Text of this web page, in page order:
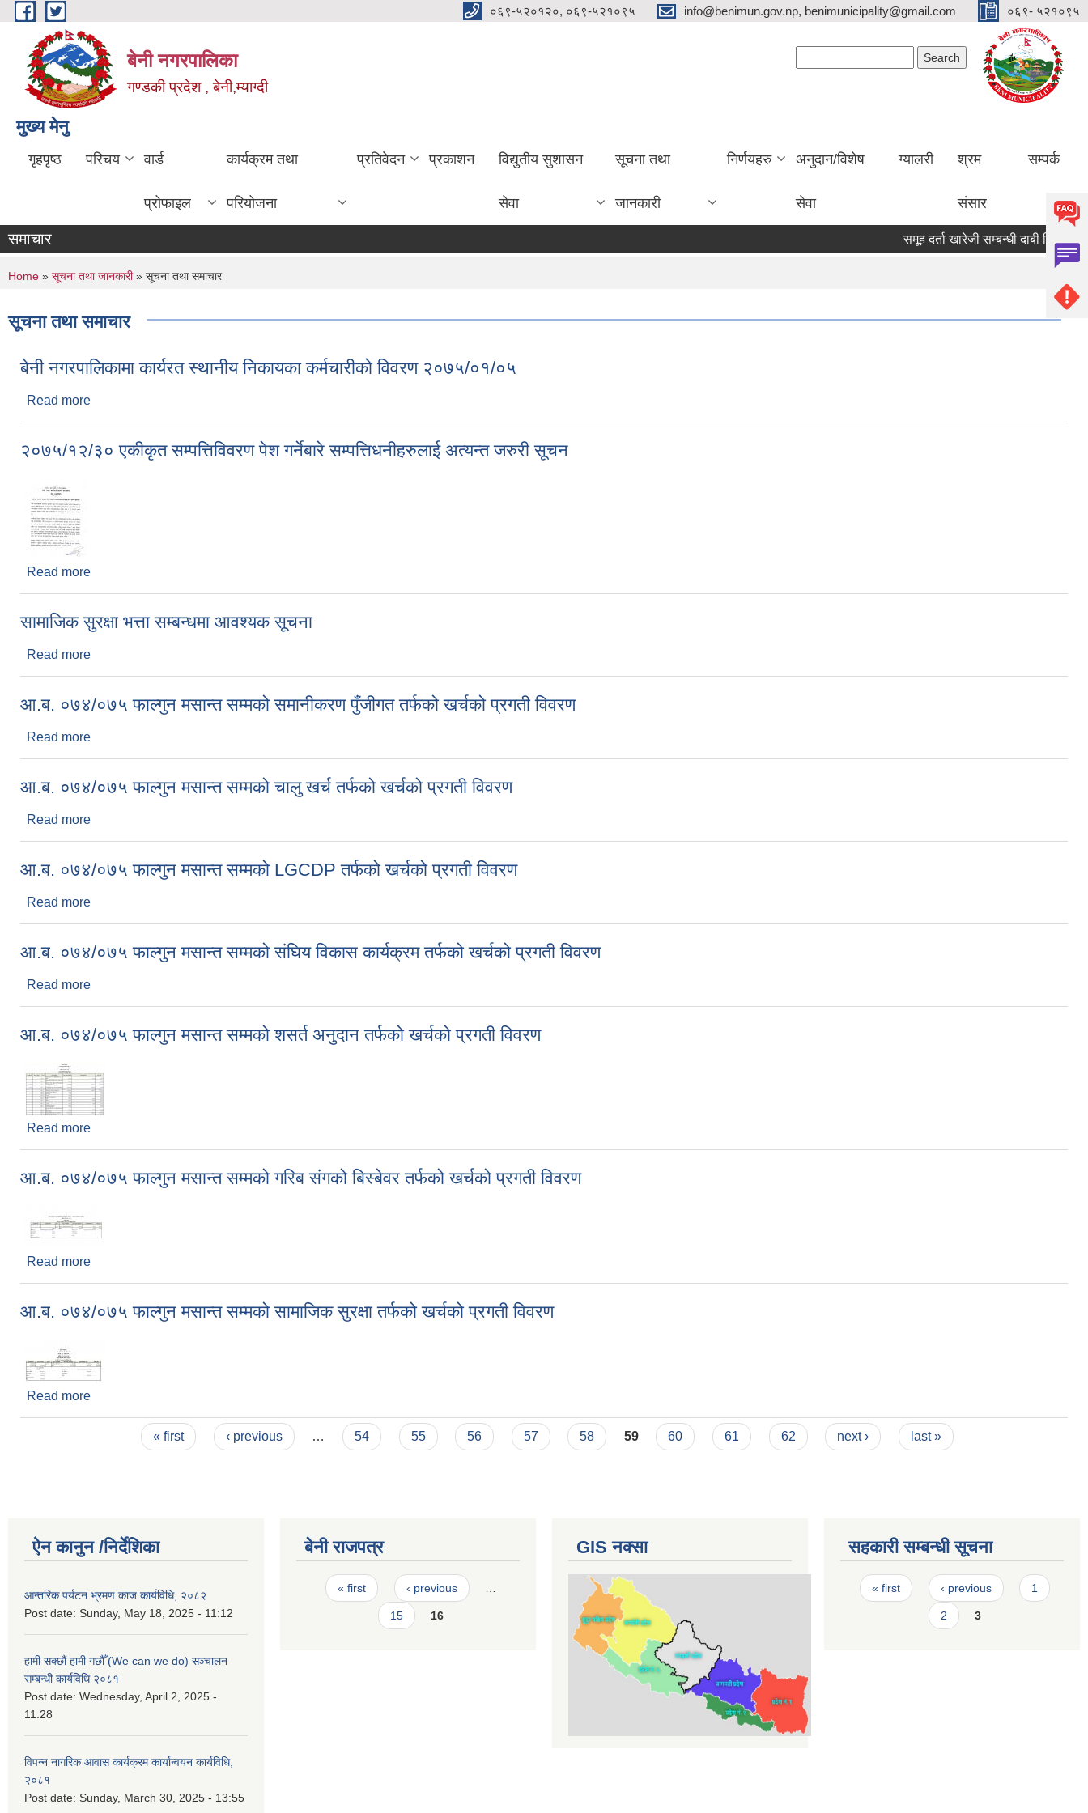
Skip to main content ०६९-५२०१२०, ०६९-५२१०९५ info@benimun.gov.np, benimunicipality@gmail.com ०६९- ५२१०९५
बेनी नगरपालिका
गण्डकी प्रदेश , बेनी,म्याग्दी
मुख्य मेनु
गृहपृष्ठ परिचय वार्ड
प्रोफाइल
कार्यक्रम तथा
परियोजना
प्रतिवेदन प्रकाशन विद्युतीय सुशासन
सेवा
सूचना तथा
जानकारी
निर्णयहरु अनुदान/विशेष
सेवा
ग्यालरी श्रम
संसार
सम्पर्क
समाचार समूह दर्ता खारेजी सम्बन्धी दाबी विरोध पेश
You are here
Home » सूचना तथा जानकारी» सूचना तथा समाचार
सूचना तथा समाचार
बेनी नगरपालिकामा कार्यरत स्थानीय निकायका कर्मचारीको विवरण २०७५/०१/०५
Read more
२०७५/१२/३० एकीकृत सम्पत्तिविवरण पेश गर्नेबारे सम्पत्तिधनीहरुलाई अत्यन्त जरुरी सूचन
Read more
सामाजिक सुरक्षा भत्ता सम्बन्धमा आवश्यक सूचना
Read more
आ.ब. ०७४/०७५ फाल्गुन मसान्त सम्मको समानीकरण पुँजीगत तर्फको खर्चको प्रगती विवरण
Read more
आ.ब. ०७४/०७५ फाल्गुन मसान्त सम्मको चालु खर्च तर्फको खर्चको प्रगती विवरण
Read more
आ.ब. ०७४/०७५ फाल्गुन मसान्त सम्मको LGCDP तर्फको खर्चको प्रगती विवरण
Read more
आ.ब. ०७४/०७५ फाल्गुन मसान्त सम्मको संघिय विकास कार्यक्रम तर्फको खर्चको प्रगती विवरण
Read more
आ.ब. ०७४/०७५ फाल्गुन मसान्त सम्मको शसर्त अनुदान तर्फको खर्चको प्रगती विवरण
Read more
आ.ब. ०७४/०७५ फाल्गुन मसान्त सम्मको गरिब संगको बिस्बेवर तर्फको खर्चको प्रगती विवरण
Read more
आ.ब. ०७४/०७५ फाल्गुन मसान्त सम्मको सामाजिक सुरक्षा तर्फको खर्चको प्रगती विवरण
Read more
« first ‹ previous … 54 55 56 57 58 59 60 61 62 next › last »
ऐन कानुन /निर्देशिका
आन्तरिक पर्यटन भ्रमण काज कार्यविधि, २०८२
Post date: Sunday, May 18, 2025 - 11:12
हामी सक्छौं हामी गछौँ (We can we do) सञ्चालन
सम्बन्धी कार्यविधि २०८१
Post date: Wednesday, April 2, 2025 -
11:28
विपन्न नागरिक आवास कार्यक्रम कार्यान्वयन कार्यविधि,
२०८१
Post date: Sunday, March 30, 2025 - 13:55
बेनी राजपत्र
Pages
« first ‹ previous
15 16
GIS नक्सा सहकारी सम्बन्धी सूचना
Pages
« first ‹ previous 1
2 3